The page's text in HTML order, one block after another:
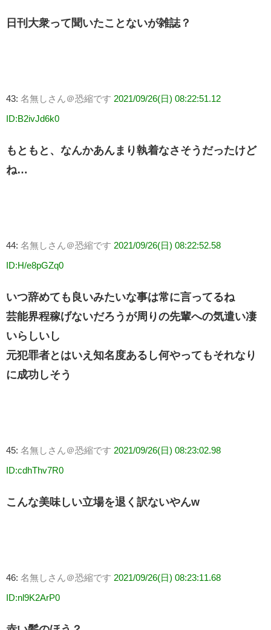
日刊大衆って聞いたことないが雑誌？
43: 名無しさん＠恐縮です 2021/09/26(日) 08:22:51.12
ID:B2ivJd6k0
もともと、なんかあんまり執着なさそうだったけど
ね…
44: 名無しさん＠恐縮です 2021/09/26(日) 08:22:52.58
ID:H/e8pGZq0
いつ辞めても良いみたいな事は常に言ってるね
芸能界程稼げないだろうが周りの先輩への気遣い凄
いらしいし
元犯罪者とはいえ知名度あるし何やってもそれなり
に成功しそう
45: 名無しさん＠恐縮です 2021/09/26(日) 08:23:02.98
ID:cdhThv7R0
こんな美味しい立場を退く訳ないやんw
46: 名無しさん＠恐縮です 2021/09/26(日) 08:23:11.68
ID:nl9K2ArP0